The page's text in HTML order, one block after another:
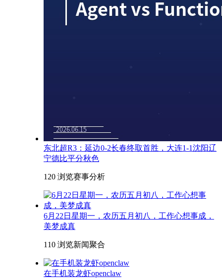
东北超R3：延边0-2长春终取首胜，大连1-1沈阳辽
宁德比平分秋色
120 浏览赛事分析
6月22日星期一，农历五月初八，工作心想事成，
美梦成真
110 浏览新闻聚合
在手机装龙虾openclaw